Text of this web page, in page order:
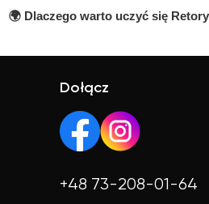
opinie uczniów, doświadczenie
oferujących darmową lekcję
120 zł, a średnia wynosi około
Zajęcia odbywają się głównie
🌍 Dlaczego warto uczyć się
rozwiązanie, jeśli w Twojej
nauczyciela.
Dołącz
+48 73-208-01-64